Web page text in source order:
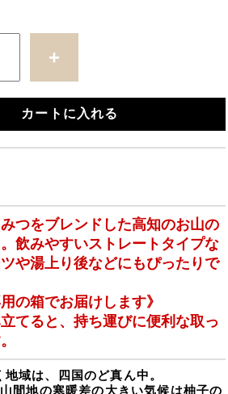
+
カートに入れる
つをブレンドした高知のお山の
飲みやすいストレートタイプな
や湯上り後などにもぴったりで
の箱でお届けします》
てると、持ち運びに便利な取っ
域は、四国のど真ん中。
間地の寒暖差の大きい気候は柚子の